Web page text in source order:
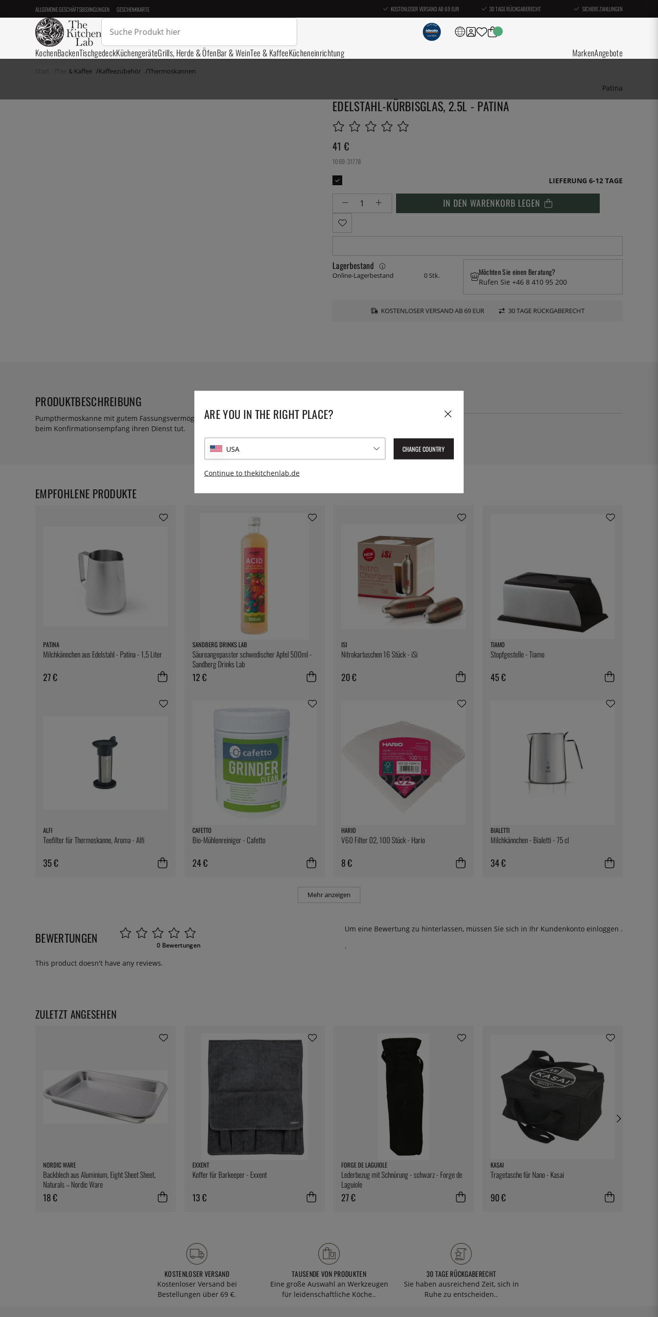
ALLGEMEINE GESCHÄFTSBEDINGUNGEN GESCHENKKARTE KOSTENLOSER VERSAND AB 69 EUR 30 TAGE RÜCKGABERECHT SICHERE ZAHLUNGEN
KochenBackenTischgedeckKüchengeräteGrills, Herde & ÖfenBar & WeinTee & KaffeeKücheneinrichtung MarkenAngebote
Start Tee & Kaffee Kaffeezubehör Thermoskannen
Patina
EDELSTAHL-KÜRBISGLAS, 2.5L - PATINA
41 €
1069-31778
LIEFERUNG 6-12 TAGE
IN DEN WARENKORB LEGEN
Lagerbestand
Online-Lagerbestand 0 Stk. Möchten Sie einen Beratung?
Rufen Sie +46 8 410 95 200
KOSTENLOSER VERSAND AB 69 EUR 30 TAGE RÜCKGABERECHT
PRODUKTBESCHREIBUNG
Pumpthermoskanne mit gutem Fassungsvermögen, die sowohl bei der APT als auch
beim Konfirmationsempfang ihren Dienst tut.
PATINA
Milchkännchen aus Edelstahl - Patina - 1,5 Liter
27 €
SANDBERG DRINKS LAB
Säureangepasster schwedischer Apfel 500ml -
Sandberg Drinks Lab
12 €
ISI
Nitrokartuschen 16 Stück - iSi
20 €
TIAMO
Stopfgestelle - Tiamo
45 €
ALFI
Teefilter für Thermoskanne, Aroma - Alfi
35 €
CAFETTO
Bio-Mühlenreiniger - Cafetto
24 €
HARIO
V60 Filter 02, 100 Stück - Hario
8 €
BIALETTI
Milchkännchen - Bialetti - 75 cl
34 €
Mehr anzeigen
EMPFOHLENE PRODUKTE
BEWERTUNGEN 0 Bewertungen
Um eine Bewertung zu hinterlassen, müssen Sie sich in Ihr Kundenkonto einloggen .
.
This product doesn't have any reviews.
ZULETZT ANGESEHEN
NORDIC WARE
Backblech aus Aluminium, Eight Sheet Sheet,
Naturals – Nordic Ware
18 €
EXXENT
Koffer für Barkeeper - Exxent
13 €
FORGE DE LAGUIOLE
Lederbezug mit Schnürung - schwarz - Forge de
Laguiole
27 €
KASAI
Tragetasche für Nano - Kasai
90 €
KOSTENLOSER VERSAND
Kostenloser Versand bei
Bestellungen über 69 €.
TAUSENDE VON PRODUKTEN
Eine große Auswahl an Werkzeugen
für leidenschaftliche Köche..
30 TAGE RÜCKGABERECHT
Sie haben ausreichend Zeit, sich in
Ruhe zu entscheiden..
ARE YOU IN THE RIGHT PLACE?
USA CHANGE COUNTRY
Continue to thekitchenlab.de